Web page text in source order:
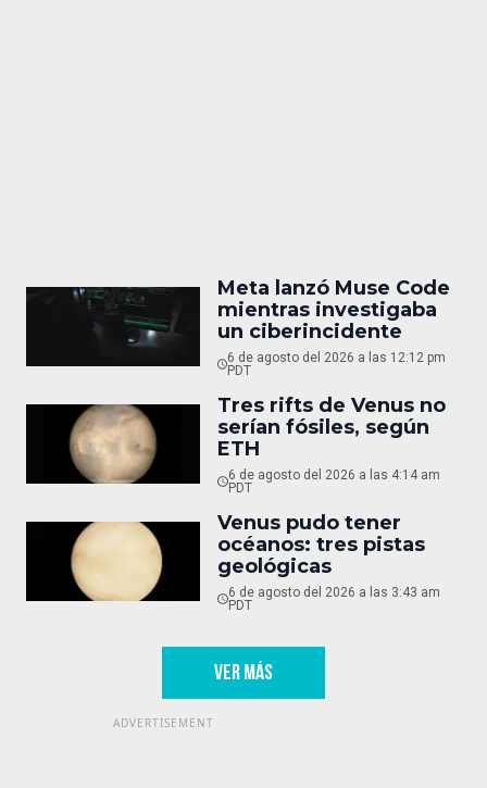
Meta lanzó Muse Code
mientras investigaba
un ciberincidente
6 de agosto del 2026 a las 12:12 pm
PDT
Tres rifts de Venus no
serían fósiles, según
ETH
6 de agosto del 2026 a las 4:14 am
PDT
Venus pudo tener
océanos: tres pistas
geológicas
6 de agosto del 2026 a las 3:43 am
PDT
VER MÁS